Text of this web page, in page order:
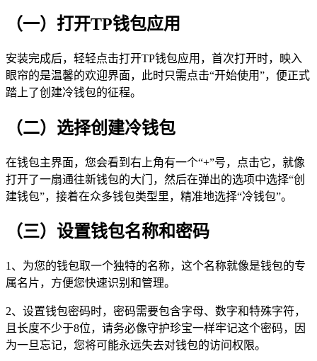
（一）打开TP钱包应用
安装完成后，轻轻点击打开TP钱包应用，首次打开时，映入
眼帘的是温馨的欢迎界面，此时只需点击“开始使用”，便正式
踏上了创建冷钱包的征程。
（二）选择创建冷钱包
在钱包主界面，您会看到右上角有一个“+”号，点击它，就像
打开了一扇通往新钱包的大门，然后在弹出的选项中选择“创
建钱包”，接着在众多钱包类型里，精准地选择“冷钱包”。
（三）设置钱包名称和密码
1、为您的钱包取一个独特的名称，这个名称就像是钱包的专
属名片，方便您快速识别和管理。
2、设置钱包密码时，密码需要包含字母、数字和特殊字符，
且长度不少于8位，请务必像守护珍宝一样牢记这个密码，因
为一旦忘记，您将可能永远失去对钱包的访问权限。